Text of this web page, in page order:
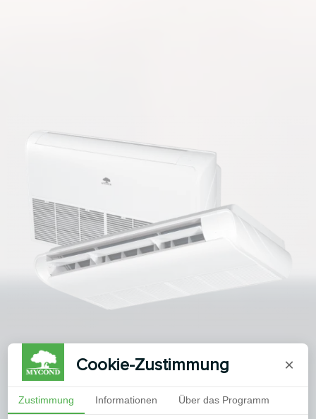
Cookie-Zustimmung ×
Zustimmung Informationen Über das Programm